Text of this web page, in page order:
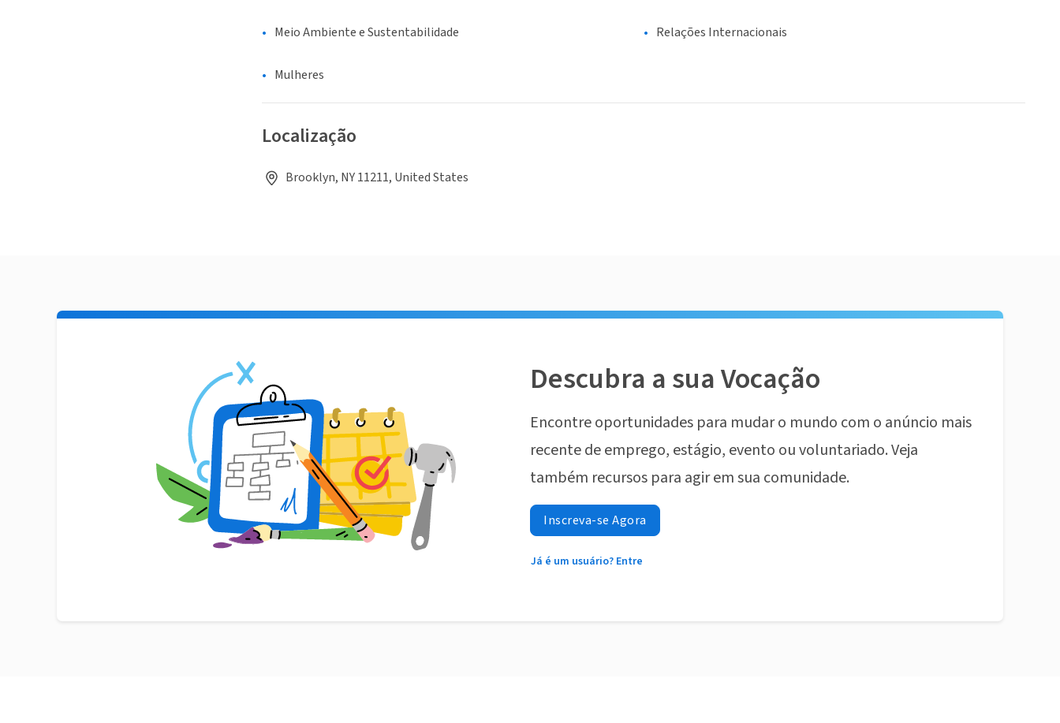
Meio Ambiente e Sustentabilidade Relações Internacionais
Mulheres
Localização
Brooklyn, NY 11211, United States
Descubra a sua Vocação
Encontre oportunidades para mudar o mundo com o anúncio mais
recente de emprego, estágio, evento ou voluntariado. Veja
também recursos para agir em sua comunidade.
Inscreva-se Agora
Já é um usuário? Entre